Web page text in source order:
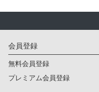
会員登録
無料会員登録
プレミアム会員登録